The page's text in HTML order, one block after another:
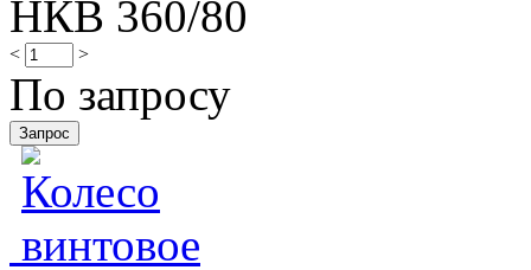
НКВ 360/80
< >
По запросу